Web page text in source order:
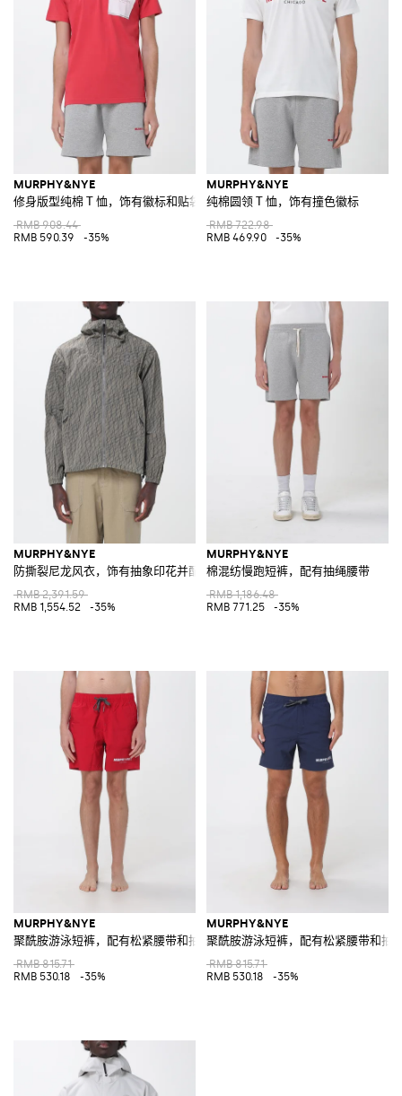
MURPHY&NYE
修身版型纯棉 T 恤，饰有徽标和贴袋
RMB 908.44
RMB 590.39
-35%
MURPHY&NYE
纯棉圆领 T 恤，饰有撞色徽标
RMB 722.98
RMB 469.90
-35%
MURPHY&NYE
防撕裂尼龙风衣，饰有抽象印花并配有兜帽
RMB 2,391.59
RMB 1,554.52
-35%
MURPHY&NYE
棉混纺慢跑短裤，配有抽绳腰带
RMB 1,186.48
RMB 771.25
-35%
MURPHY&NYE
聚酰胺游泳短裤，配有松紧腰带和抽绳
RMB 815.71
RMB 530.18
-35%
MURPHY&NYE
聚酰胺游泳短裤，配有松紧腰带和抽
RMB 815.71
RMB 530.18
-35%